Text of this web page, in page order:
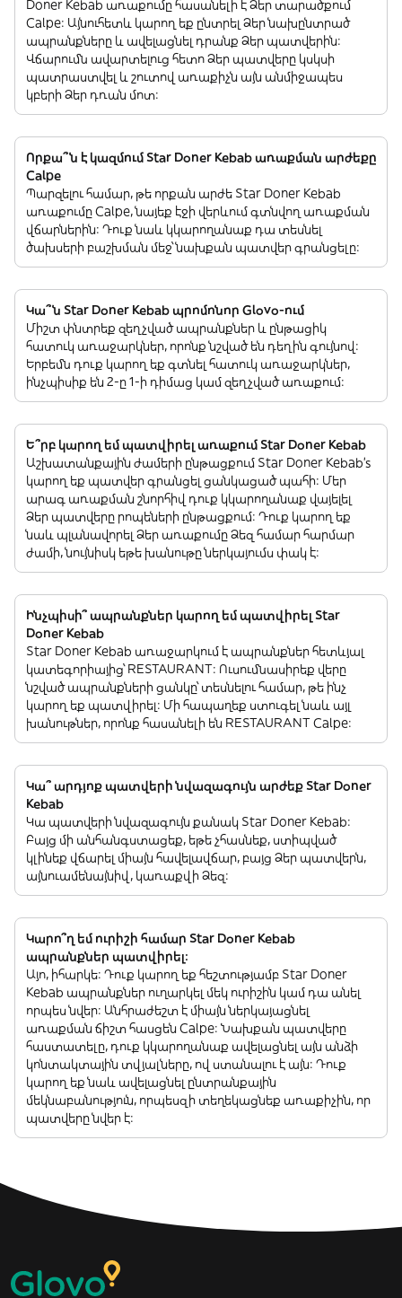
Doner Kebab առաքումը հասանելի է Ձեր տարածքում
Calpe: Այնուհետև կարող եք ընտրել Ձեր նախընտրած
ապրանքները և ավելացնել դրանք Ձեր պատվերին:
Վճարումն ավարտելուց հետո Ձեր պատվերը կսկսի
պատրաստվել և շուտով առաքիչն այն անմիջապես
կբերի Ձեր դռան մոտ:
Որքա՞ն է կազմում Star Doner Kebab առաքման արժեքը
Calpe
Պարզելու համար, թե որքան արժե Star Doner Kebab
առաքումը Calpe, նայեք էջի վերևում գտնվող առաքման
վճարներին: Դուք նաև կկարողանաք դա տեսնել
ծախսերի բաշխման մեջ՝ նախքան պատվեր գրանցելը:
Կա՞ն Star Doner Kebab պրոմոնոր Glovo-ում
Միշտ փնտրեք զեղչված ապրանքներ և ընթացիկ
հատուկ առաջարկներ, որոնք նշված են դեղին գույնով:
Երբեմն դուք կարող եք գտնել հատուկ առաջարկներ,
ինչպիսիք են 2-ը 1-ի դիմաց կամ զեղչված առաքում:
Ե՞րբ կարող եմ պատվիրել առաքում Star Doner Kebab
Աշխատանքային ժամերի ընթացքում Star Doner Kebab’s
կարող եք պատվեր գրանցել ցանկացած պահի: Մեր
արագ առաքման շնորհիվ դուք կկարողանաք վայելել
Ձեր պատվերը րոպեների ընթացքում: Դուք կարող եք
նաև պլանավորել Ձեր առաքումը Ձեզ համար հարմար
ժամի, նույնիսկ եթե խանութը ներկայումս փակ է:
Ինչպիսի՞ ապրանքներ կարող եմ պատվիրել Star
Doner Kebab
Star Doner Kebab առաջարկում է ապրանքներ հետևյալ
կատեգորիայից՝ RESTAURANT: Ուսումնասիրեք վերը
նշված ապրանքների ցանկը՝ տեսնելու համար, թե ինչ
կարող եք պատվիրել: Մի հապաղեք ստուգել նաև այլ
խանութներ, որոնք հասանելի են RESTAURANT Calpe:
Կա՞ արդյոք պատվերի նվազագույն արժեք Star Doner
Kebab
Կա պատվերի նվազագույն քանակ Star Doner Kebab:
Բայց մի անհանգստացեք, եթե չհասնեք, ստիպված
կլինեք վճարել միայն հավելավճար, բայց Ձեր պատվերն,
այնուամենայնիվ, կառաքվի Ձեզ:
Կարո՞ղ եմ ուրիշի համար Star Doner Kebab
ապրանքներ պատվիրել:
Այո, իհարկե: Դուք կարող եք հեշտությամբ Star Doner
Kebab ապրանքներ ուղարկել մեկ ուրիշին կամ դա անել
որպես նվեր: Անհրաժեշտ է միայն ներկայացնել
առաքման ճիշտ հասցեն Calpe: Նախքան պատվերը
հաստատելը, դուք կկարողանաք ավելացնել այն անձի
կոնտակտային տվյալները, ով ստանալու է այն: Դուք
կարող եք նաև ավելացնել ընտրանքային
մեկնաբանություն, որպեսզի տեղեկացնեք առաքիչին, որ
պատվերը նվեր է: